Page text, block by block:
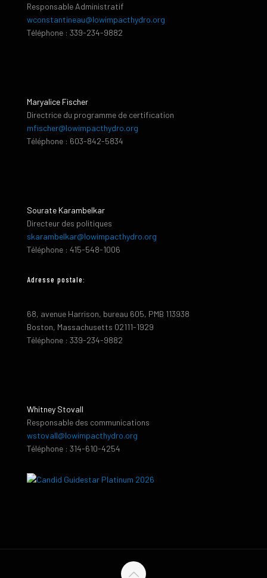
Responsable Administratif
wconstantineau@lowimpacthydro.org
Téléphone : 339-234-9882
Maryalice Fischer
Directrice du programme de certification
mfischer@lowimpacthydro.org
Téléphone : 603-842-5834
Sourate Karambelkar
Directeur des politiques
skarambelkar@lowimpacthydro.org
Téléphone : 415-548-1006
Adresse postale:
68, avenue Harrison, bureau 605, PMB 113938
Boston, Massachusetts 02111-1929
Téléphone : 339-234-9882
Whitney Stovall
Responsable des communications
wstovall@lowimpacthydro.org
Téléphone : 314-610-4254